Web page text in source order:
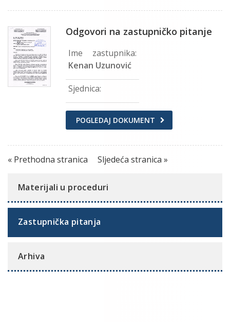
Odgovori na zastupničko pitanje
Ime zastupnika:
Kenan Uzunović
Sjednica:
POGLEDAJ DOKUMENT
« Prethodna stranica Sljedeća stranica »
Materijali u proceduri
Zastupnička pitanja
Arhiva